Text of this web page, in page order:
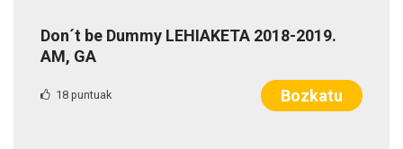
Don´t be Dummy LEHIAKETA 2018-2019.
AM, GA
18 puntuak Bozkatu